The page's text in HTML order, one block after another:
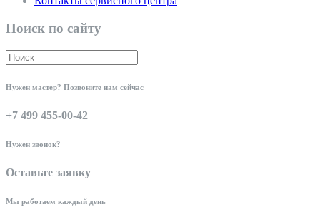
Поиск по сайту
Нужен мастер? Позвоните нам сейчас
+7 499 455-00-42
Нужен звонок?
Оставьте заявку
Мы работаем каждый день